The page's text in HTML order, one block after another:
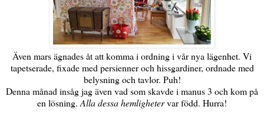
Även mars ägnades åt att komma i ordning i vår nya lägenhet. Vi
tapetserade, fixade med persienner och hissgardiner, ordnade med
belysning och tavlor. Puh!
Denna månad insåg jag även vad som skavde i manus 3 och kom på
en lösning. Alla dessa hemlighetervar född. Hurra!